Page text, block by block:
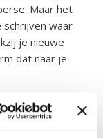
Maar het
waar
je nieuwe
dat naar je
of